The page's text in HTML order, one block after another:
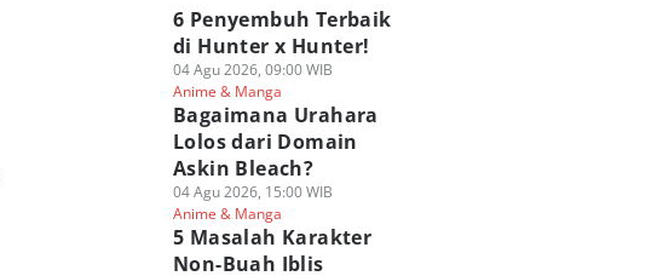
6 Penyembuh Terbaik
di Hunter x Hunter!
04 Agu 2026, 09:00 WIB
Anime & Manga
Bagaimana Urahara
Lolos dari Domain
Askin Bleach?
04 Agu 2026, 15:00 WIB
Anime & Manga
5 Masalah Karakter
Non-Buah Iblis